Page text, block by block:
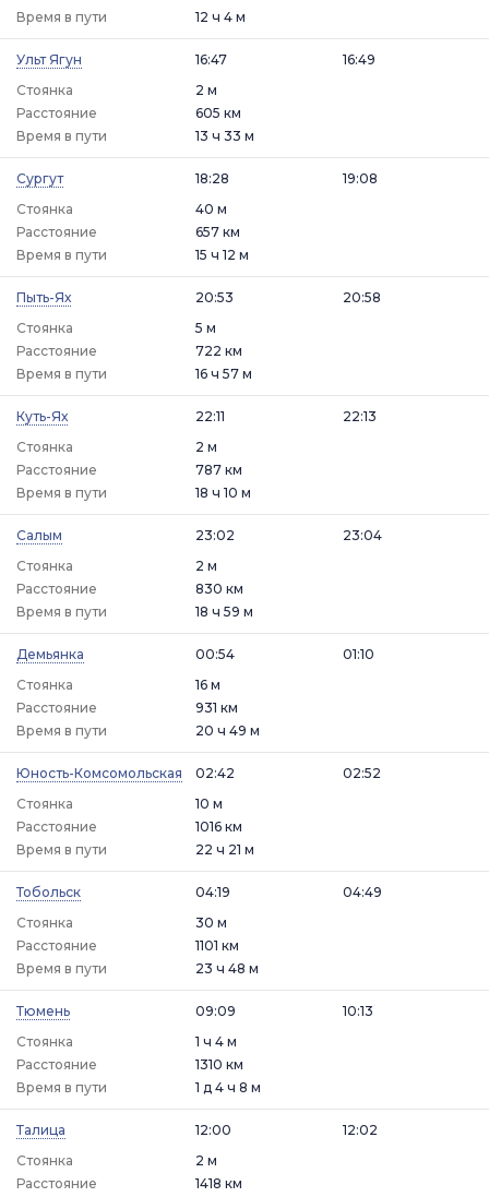
Время в пути
12 ч 4 м
Ульт Ягун
16:47
Стоянка
2 м
16:49
Расстояние
605 км
Время в пути
13 ч 33 м
Сургут
18:28
Стоянка
40 м
19:08
Расстояние
657 км
Время в пути
15 ч 12 м
Пыть-Ях
20:53
Стоянка
5 м
20:58
Расстояние
722 км
Время в пути
16 ч 57 м
Куть-Ях
22:11
Стоянка
2 м
22:13
Расстояние
787 км
Время в пути
18 ч 10 м
Салым
23:02
Стоянка
2 м
23:04
Расстояние
830 км
Время в пути
18 ч 59 м
Демьянка
00:54
Стоянка
16 м
01:10
Расстояние
931 км
Время в пути
20 ч 49 м
Юность-Комсомольская
02:42
Стоянка
10 м
02:52
Расстояние
1016 км
Время в пути
22 ч 21 м
Тобольск
04:19
Стоянка
30 м
04:49
Расстояние
1101 км
Время в пути
23 ч 48 м
Тюмень
09:09
Стоянка
1 ч 4 м
10:13
Расстояние
1310 км
Время в пути
1 д 4 ч 8 м
Талица
12:00
Стоянка
2 м
12:02
Расстояние
1418 км